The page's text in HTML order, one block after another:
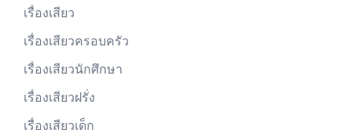
เรื่องเสียว
เรื่องเสียวครอบครัว
เรื่องเสียวนักศึกษา
เรื่องเสียวฝรั่ง
เรื่องเสียวเด็ก